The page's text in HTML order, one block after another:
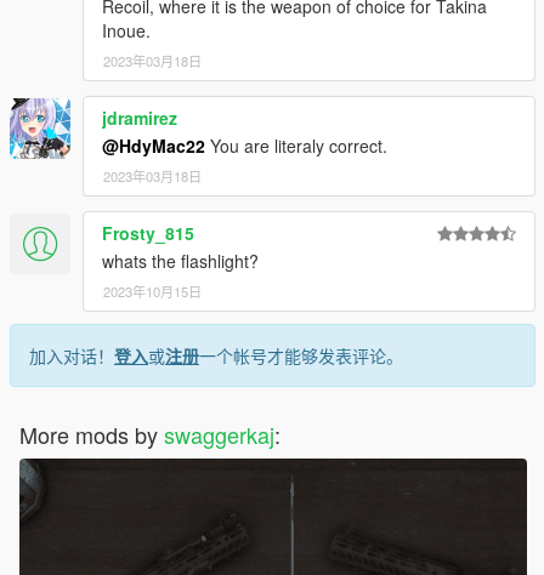
Recoil, where it is the weapon of choice for Takina
Inoue.
2023年03月18日
jdramirez
@HdyMac22 You are literaly correct.
2023年03月18日
Frosty_815
whats the flashlight?
2023年10月15日
加入对话！ 登入或注册一个帐号才能够发表评论。
More mods byswaggerkaj: